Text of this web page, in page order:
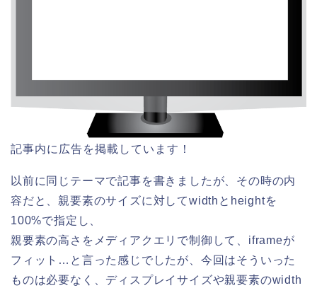
記事内に広告を掲載しています！
以前に同じテーマで記事を書きましたが、その時の内
容だと、親要素のサイズに対してwidthとheightを
100%で指定し、
親要素の高さをメディアクエリで制御して、iframeが
フィット…と言った感じでしたが、今回はそういった
ものは必要なく、ディスプレイサイズや親要素のwidth